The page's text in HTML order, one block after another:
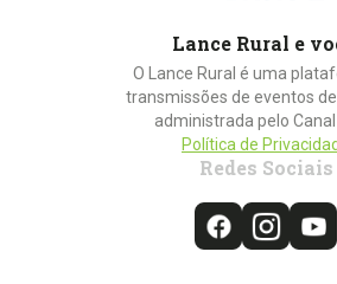
Lance Rural e
O Lance Rural é uma
transmissões de eventos
administrada pelo Canal
Política de
Redes Sociais